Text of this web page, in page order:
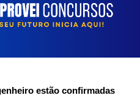
estão confirmadas